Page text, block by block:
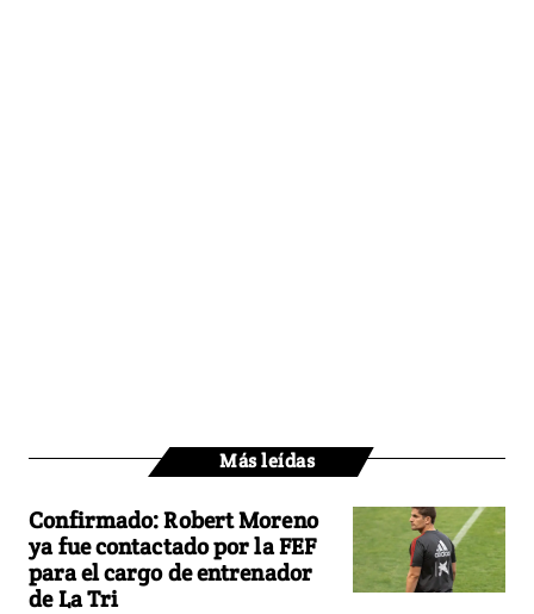
Más leídas
Confirmado: Robert Moreno
ya fue contactado por la FEF
para el cargo de entrenador
de La Tri